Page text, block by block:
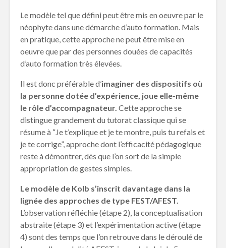
Le modèle tel que défini peut être mis en oeuvre par le
néophyte dans une démarche d’auto formation. Mais
en pratique, cette approche ne peut être mise en
oeuvre que par des personnes douées de capacités
d’auto formation très élevées.
Il est donc préférable d’imaginer des dispositifs où
la personne dotée d’expérience, joue elle-même
le rôle d’accompagnateur. Cette approche se
distingue grandement du tutorat classique qui se
résume à “Je t’explique et je te montre, puis tu refais et
je te corrige”, approche dont l’efficacité pédagogique
reste à démontrer, dès que l’on sort de la simple
appropriation de gestes simples.
Le modèle de Kolb s’inscrit davantage dans la
lignée des approches de type FEST/AFEST.
L’observation réfléchie (étape 2), la conceptualisation
abstraite (étape 3) et l’expérimentation active (étape
4) sont des temps que l’on retrouve dans le déroulé de